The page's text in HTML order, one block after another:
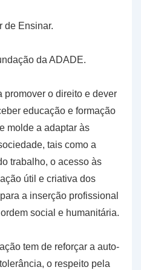
de Ensinar.
da ADADE.
promover o direito e dever
educação e formação
molde a adaptar às
tais como a
trabalho, o acesso às
útil e criativa dos
a inserção profissional
social e humanitária.
tem de reforçar a auto-
o respeito pela